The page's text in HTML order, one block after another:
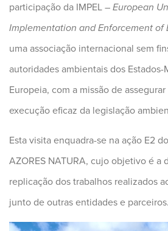
participação da IMPEL – European
Implementation and Enforcement of
uma associação internacional sem
autoridades ambientais dos Estados-
Europeia, com a missão de
execução eficaz da legislação
Esta visita enquadra-se na ação E2
AZORES NATURA, cujo objetivo é a
replicação dos trabalhos realizados
junto de outras entidades e parceiros.